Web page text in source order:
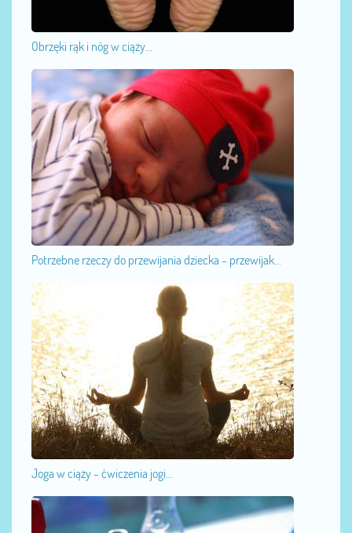
Obrzęki rąk i nóg w ciąży...
Potrzebne rzeczy do przewijania dziecka - przewijak...
Joga w ciąży - ćwiczenia jogi...